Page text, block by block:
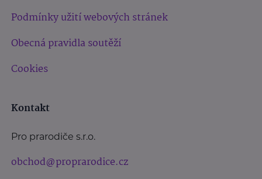
Podmínky užití webových stránek
Obecná pravidla soutěží
Cookies
Kontakt
Pro prarodiče s.r.o.
obchod@proprarodice.cz